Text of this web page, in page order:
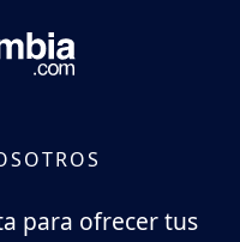
para ofrecer tus